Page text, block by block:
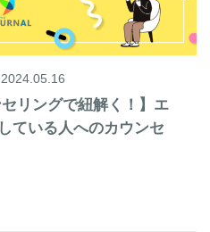
2024.05.16
リングで紐解く！】エ
ている人へのカウンセ